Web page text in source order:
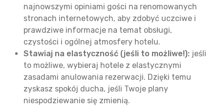
najnowszymi opiniami gości na renomowanych
stronach internetowych, aby zdobyć uczciwe i
prawdziwe informacje na temat obsługi,
czystości i ogólnej atmosfery hotelu.
Stawiaj na elastyczność (jeśli to możliwe!): jeśli
to możliwe, wybieraj hotele z elastycznymi
zasadami anulowania rezerwacji. Dzięki temu
zyskasz spokój ducha, jeśli Twoje plany
niespodziewanie się zmienią.